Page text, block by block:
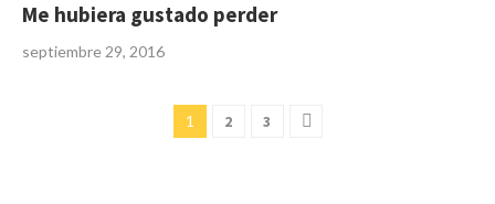
Me hubiera gustado perder
septiembre 29, 2016
1 2 3